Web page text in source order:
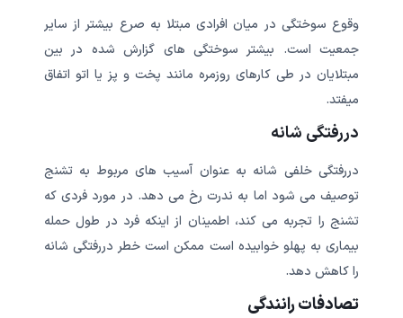
وقوع سوختگی در میان افرادی مبتلا به صرع بیشتر از سایر
جمعیت است. بیشتر سوختگی های گزارش شده در بین
مبتلایان در طی کارهای روزمره مانند پخت و پز یا اتو اتفاق
میفتد.
دررفتگی شانه
دررفتگی خلفی شانه به عنوان آسیب های مربوط به تشنج
توصیف می شود اما به ندرت رخ می دهد. در مورد فردی که
تشنج را تجربه می کند، اطمینان از اینکه فرد در طول حمله
بیماری به پهلو خوابیده است ممکن است خطر دررفتگی شانه
را کاهش دهد.
تصادفات رانندگی